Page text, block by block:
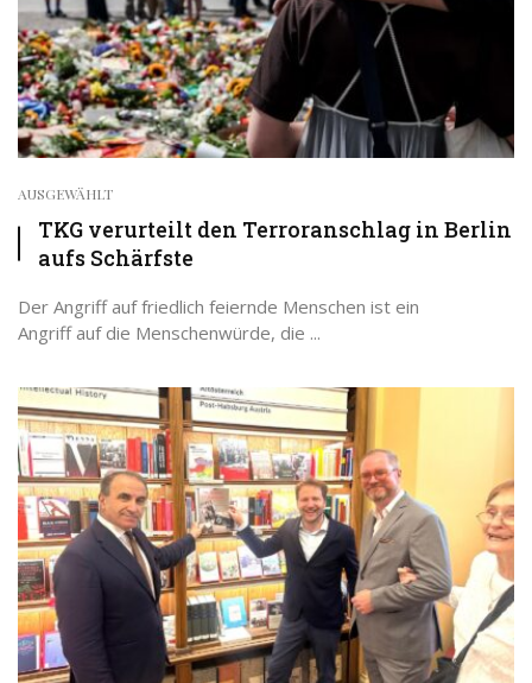
AUSGEWÄHLT
TKG verurteilt den Terroranschlag in Berlin
aufs Schärfste
Der Angriff auf friedlich feiernde Menschen ist ein
Angriff auf die Menschenwürde, die ...